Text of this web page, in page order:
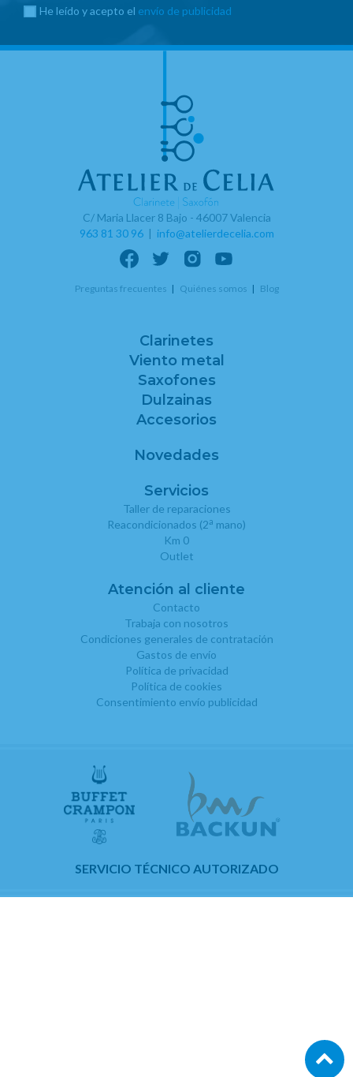
He leído y acepto el envío de publicidad
C/ Maria Llacer 8 Bajo - 46007 Valencia
963 81 30 96| info@atelierdecelia.com
Preguntas frecuentes Quiénes somos Blog
Clarinetes
Viento metal
Saxofones
Dulzainas
Accesorios
Novedades
Servicios
Taller de reparaciones
Reacondicionados (2a mano)
Km 0
Outlet
Atención al cliente
Contacto
Trabaja con nosotros
Condiciones generales de contratación
Gastos de envío
Política de privacidad
Política de cookies
Consentimiento envío publicidad
SERVICIO TÉCNICO AUTORIZADO